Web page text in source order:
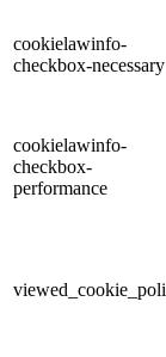
cookielawinfo-
checkbox-necessary
cookielawinfo-
checkbox-
performance